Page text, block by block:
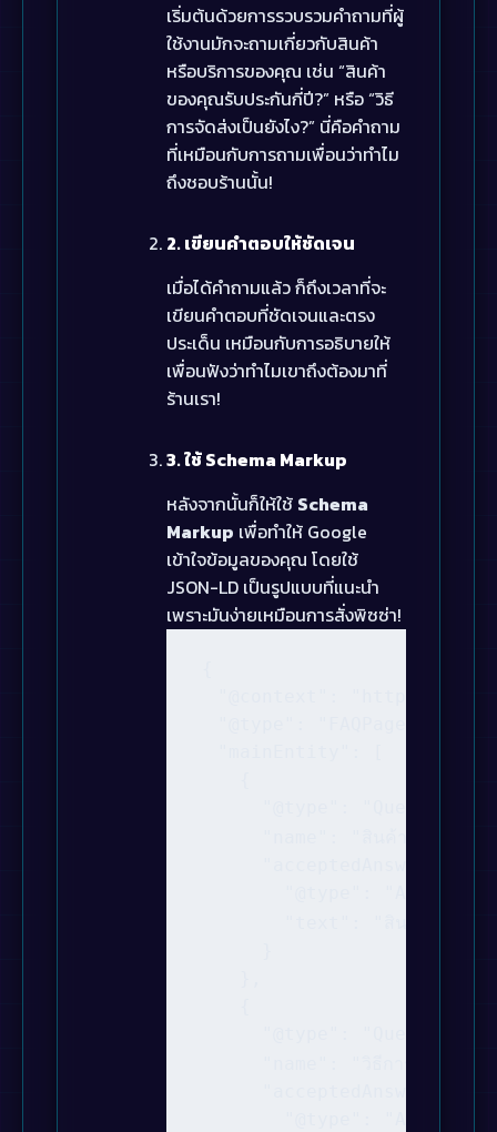
เริ่มต้นด้วยการรวบรวมคำถามที่ผู้
ใช้งานมักจะถามเกี่ยวกับสินค้า
หรือบริการของคุณ เช่น “สินค้า
ของคุณรับประกันกี่ปี?” หรือ “วิธี
การจัดส่งเป็นยังไง?” นี่คือคำถาม
ที่เหมือนกับการถามเพื่อนว่าทำไม
ถึงชอบร้านนั้น!
2. เขียนคำตอบให้ชัดเจน
เมื่อได้คำถามแล้ว ก็ถึงเวลาที่จะ
เขียนคำตอบที่ชัดเจนและตรง
ประเด็น เหมือนกับการอธิบายให้
เพื่อนฟังว่าทำไมเขาถึงต้องมาที่
ร้านเรา!
3. ใช้ Schema Markup
หลังจากนั้นก็ให้ใช้ Schema
Markup เพื่อทำให้ Google
เข้าใจข้อมูลของคุณ โดยใช้
JSON-LD เป็นรูปแบบที่แนะนำ
เพราะมันง่ายเหมือนการสั่งพิซซ่า!